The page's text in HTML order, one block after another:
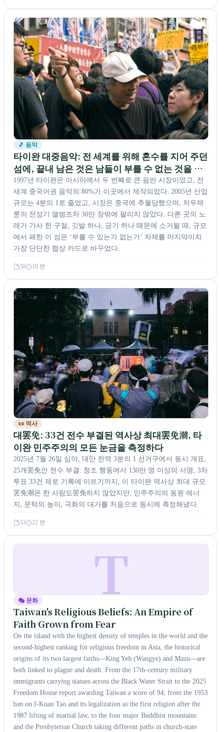
🎵 음악
타이완 대중음악: 전 세계를 위해 혼수를 지어 주던
섬에, 끝내 남은 것은 남들이 부를 수 없는 것을 부
를 자유
1997년 타이완은 아시아에서 두 번째로 큰 음반 시장이었고, 전
세계 중국어권 음악의 80%가 이곳에서 제작되었다. 2005년 산업
규모는 4분의 1로 줄었고, 시장은 중국에 추월당했으며, 저우제
룬의 전성기 앨범조차 30만 장밖에 팔리지 않았다. 다른 곳의 노
래가 가사 한 구절, 깃발 하나, 금기 하나 때문에 소거될 때, 규모
에서 패한 이 섬은 ‘부를 수 있는가 없는가’ 자체를 마지막이자
가장 단단한 협상 카드로 바꾸었다.
58 10 분
📜 역사
대罢免: 33건 전수 부결된 역사상 최대罢免潮, 타
이완 민주주의의 모든 눈금을 측정하다
2025년 7월 26일 심야, 대만 전역 3분의 1 선거구에서 동시 개표,
25개罢免안 전수 부결. 청조 행동에서 130만 명 이상의 서명, 3차
투표 33건 제로 기록에 이르기까지, 이 타이완 역사상 최대 규모
罢免潮은 한 사람도罢免하지 않았지만, 민주주의의 동원 에너
지, 문턱의 높이, 극화의 대가를 처음으로 동시에 측정해냈다.
53 22 분
🎭 문화
Taiwan's Religious Beliefs: An Empire of
Faith Grown from Fear
On the island with the highest density of temples in the world and the
second-highest ranking for religious freedom in Asia, the historical
origins of its two largest faiths—King Yeh (Wangye) and Mazu—are
both linked to plague and death. From the 17th-century military
immigrants carrying statues across the Black Water Strait to the 2025
Freedom House report awarding Taiwan a score of 94; from the 1953
ban on I-Kuan Tao and its legalization as the first religion after the
1987 lifting of martial law, to the four major Buddhist mountains
and the Presbyterian Church taking different paths in church-state
T